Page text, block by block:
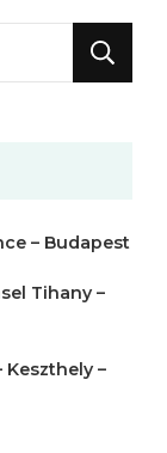
– Budapest
Tihany –
Keszthely –